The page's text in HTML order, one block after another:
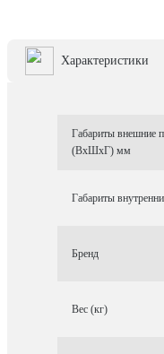
Характеристики
Габариты внешние
(ВхШхГ) мм
Габариты
Бренд
Вес (кг)